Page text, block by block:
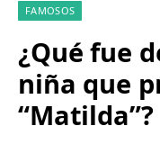
FAMOSOS
¿Qué fue
niña que
“Matilda”?